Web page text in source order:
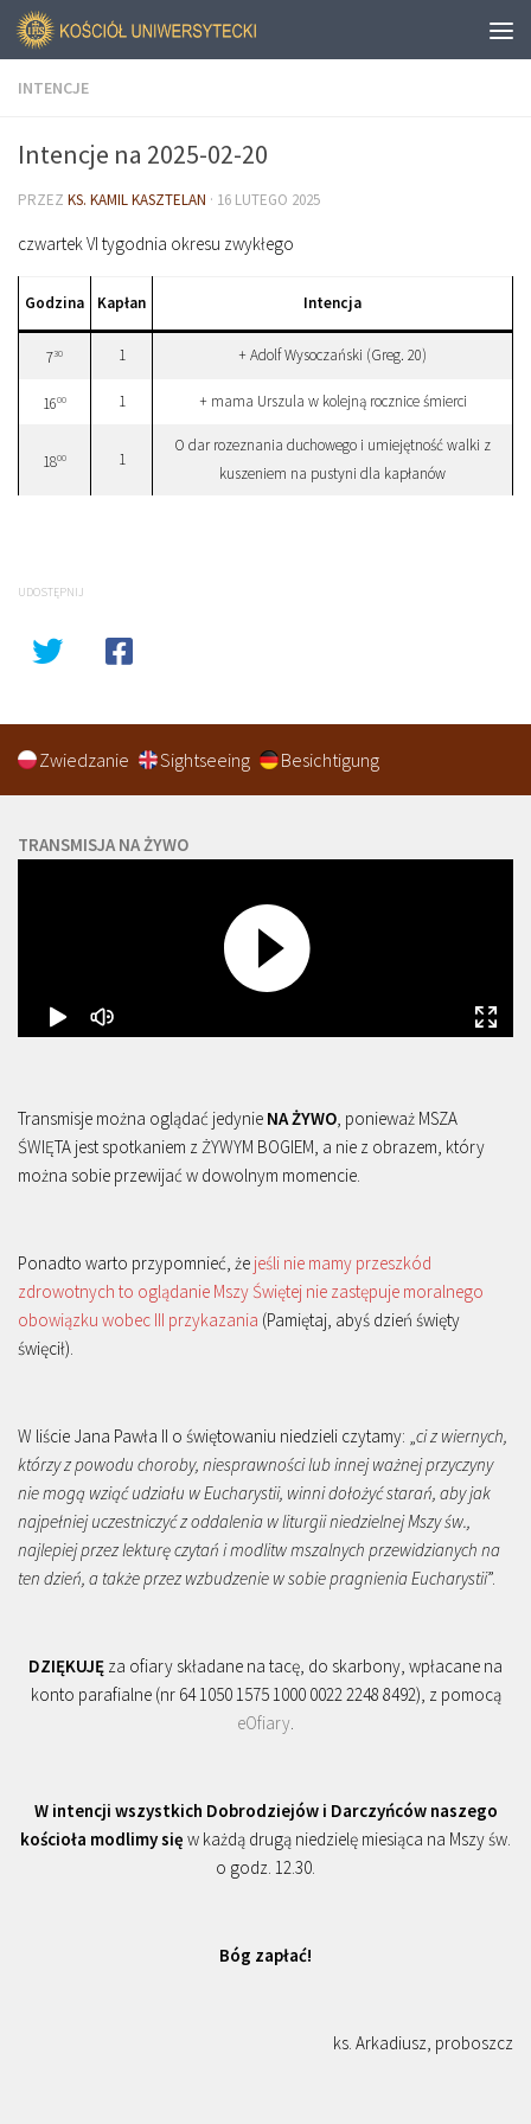
INTENCJE
Intencje na 2025-02-20
PRZEZ KS. KAMIL KASZTELAN · 16 LUTEGO 2025
czwartek VI tygodnia okresu zwykłego
Godzina Kapłan Intencja
730 1 + Adolf Wysoczański (Greg. 20)
1600 1 + mama Urszula w kolejną rocznice śmierci
1800 1
O dar rozeznania duchowego i umiejętność walki z
kuszeniem na pustyni dla kapłanów
UDOSTĘPNIJ
Zwiedzanie Sightseeing Besichtigung
TRANSMISJA NA ŻYWO
Transmisje można oglądać jedynie NA ŻYWO , ponieważ MSZA
ŚWIĘTA jest spotkaniem z ŻYWYM BOGIEM, a nie z obrazem, który
można sobie przewijać w dowolnym momencie.
Ponadto warto przypomnieć, że jeśli nie mamy przeszkód
zdrowotnych to oglądanie Mszy Świętej nie zastępuje moralnego
obowiązku wobec III przykazania (Pamiętaj, abyś dzień święty
święcił).
W liście Jana Pawła II o świętowaniu niedzieli czytamy: „ ci z wiernych,
którzy z powodu choroby, niesprawności lub innej ważnej przyczyny
nie mogą wziąć udziału w Eucharystii, winni dołożyć starań, aby jak
najpełniej uczestniczyć z oddalenia w liturgii niedzielnej Mszy św.,
najlepiej przez lekturę czytań i modlitw mszalnych przewidzianych na
ten dzień, a także przez wzbudzenie w sobie pragnienia Eucharystii”.
DZIĘKUJĘ za ofiary składane na tacę, do skarbony, wpłacane na
konto parafialne (nr 64 1050 1575 1000 0022 2248 8492), z pomocą
eOfiary
W intencji wszystkich Dobrodziejów i Darczyńców naszego
kościoła modlimy się w każdą drugą niedzielę miesiąca na Mszy św.
o godz. 12.30.
Bóg zapłać!
ks. Arkadiusz, proboszcz